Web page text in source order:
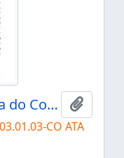
Ata da 272ª sessão ordinária do Conselho Universitário da Unesp de 25/08/2022
Add to
CO ATA